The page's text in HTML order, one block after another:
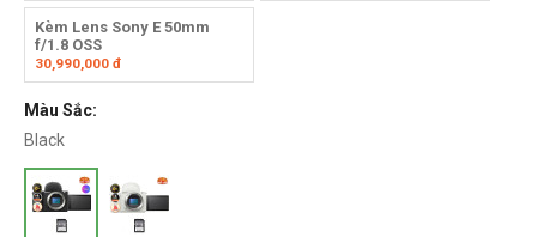
Kèm Lens Sony E 50mm
f/1.8 OSS
30,990,000 đ
Màu Sắc:
Black